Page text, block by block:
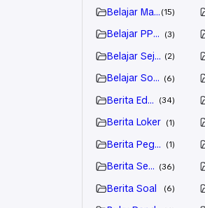
Belajar Matematika
15
Belajar PPKN3
Belajar Sejarah
2
Belajar Sosiologi
6
Berita Edukasi
34
Berita Loker 1
Berita Pegawai
1
Berita Sekolah
36
Berita Soal 6